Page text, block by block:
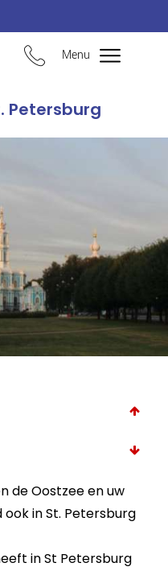
Menu
Petersburg
de Oostzee en uw
in St. Petersburg
in St Petersburg